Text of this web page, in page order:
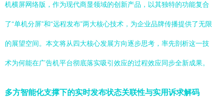
机横屏网络版，作为现代商显领域的创新产品，以其独特的功能复合
了“单机分屏”和“远程发布”两大核心技术，为企业品牌传播提供了无限
的展望空间。本文将从四大核心发展方向逐步思考，率先剖析这一技
术为何能在广告机平台彻底落实吸引效应的过程效应同步全新成果。
多方智能化支撑下的实时发布状态关联性与实用诉求解码